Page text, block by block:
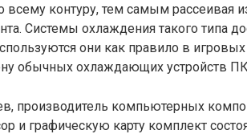
всему контуру, тем самым рассеивая
Системы охлаждения такого типа
они как правило в
обычных охлаждающих устройств
производитель компьютерных
и графическую карту комплект